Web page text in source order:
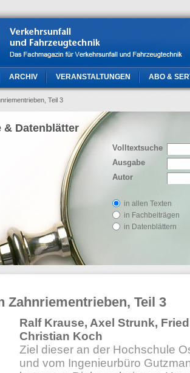
ARCHIV VERANSTALTUNGEN ABO &
Teil 3
Volltextsuche
Ausgabe
Autor
in allen Texten
in Fachbeiträgen
in Datenblättern
& Datenblätter
Zahnriementrieben, Teil 3
Ralf Krause, Axel Strunk,
Christian Koch
Ziel dieser an der Hochschule
und vom Ingenieurbüro